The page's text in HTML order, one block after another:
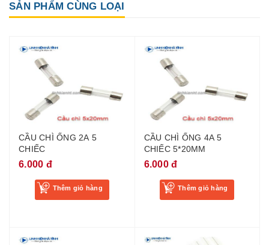
SẢN PHẨM CÙNG LOẠI
CẦU CHÌ ỐNG 2A 5
CHIẾC
6.000 đ
Thêm giỏ hàng
CẦU CHÌ ỐNG 4A 5
CHIẾC 5*20MM
6.000 đ
Thêm giỏ hàng